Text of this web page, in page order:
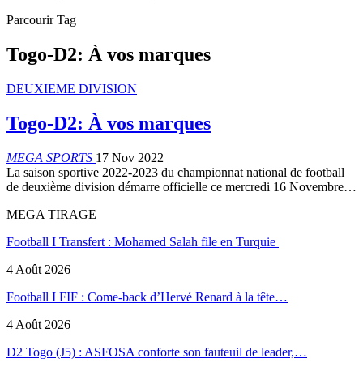
Parcourir Tag
Togo-D2: À vos marques
DEUXIEME DIVISION
Togo-D2: À vos marques
MEGA SPORTS 17 Nov 2022
La saison sportive 2022-2023 du championnat national de football
de deuxième division démarre officielle ce mercredi 16 Novembre…
MEGA TIRAGE
Football I Transfert : Mohamed Salah file en Turquie
4 Août 2026
Football I FIF : Come-back d’Hervé Renard à la tête…
4 Août 2026
D2 Togo (J5) : ASFOSA conforte son fauteuil de leader,…